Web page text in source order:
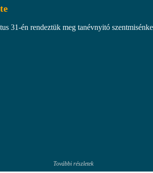
31-én rendeztük meg tanévnyitó
További részletek